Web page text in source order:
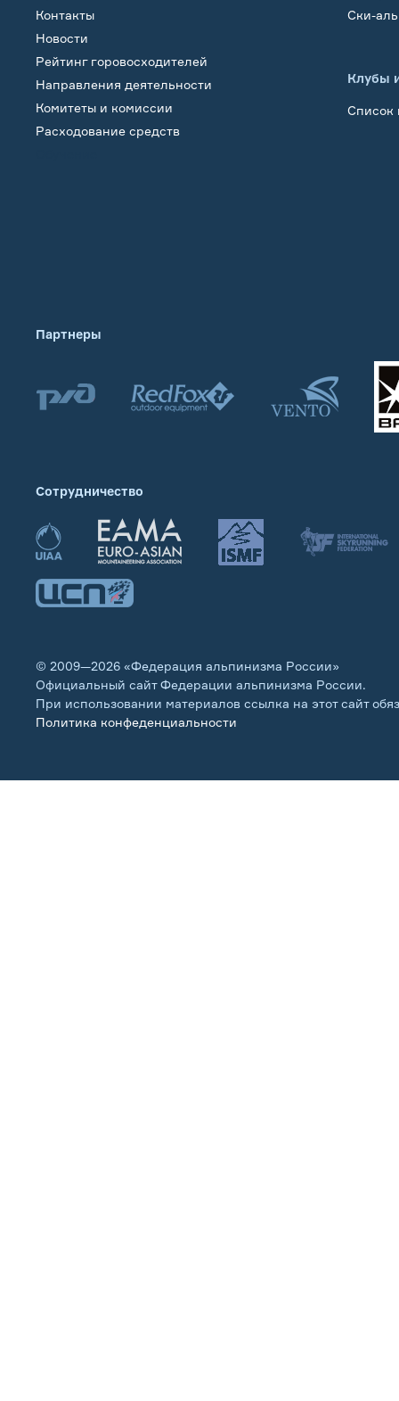
Контакты
Новости
Рейтинг горовосходителей
Направления деятельности
Комитеты и комиссии
Расходование средств
Ски-
Клубы
Список
Партнеры
Сотрудничество
© 2009—2026 «Федерация альпинизма России»
Официальный сайт Федерации альпинизма России.
При использовании материалов ссылка на этот сайт
Политика конфеденциальности